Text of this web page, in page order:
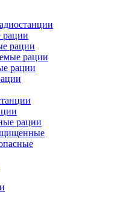
рации
рации
рации
рации
рации